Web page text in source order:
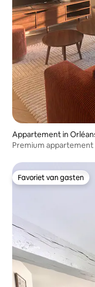
Appartement in
Premium
Favoriet van gasten
Favoriet van gasten